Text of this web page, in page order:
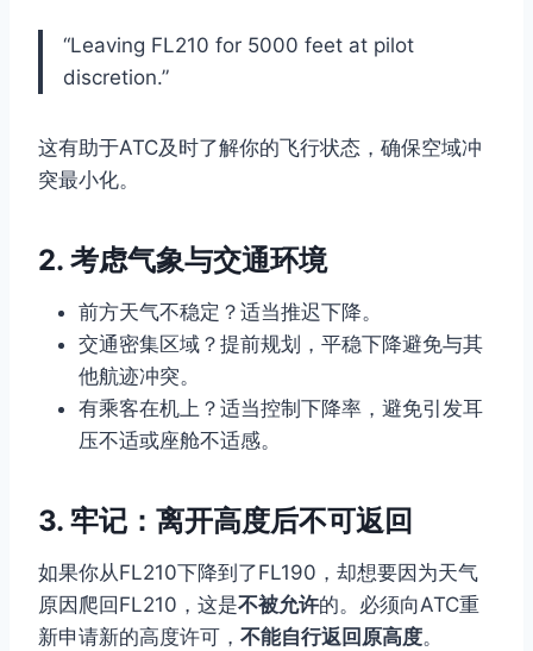
“Leaving FL210 for 5000 feet at pilot
discretion.”
这有助于ATC及时了解你的飞行状态，确保空域冲
突最小化。
2. 考虑气象与交通环境
前方天气不稳定？适当推迟下降。
交通密集区域？提前规划，平稳下降避免与其
他航迹冲突。
有乘客在机上？适当控制下降率，避免引发耳
压不适或座舱不适感。
3. 牢记：离开高度后不可返回
如果你从FL210下降到了FL190，却想要因为天气
原因爬回FL210，这是不被允许的。必须向ATC重
新申请新的高度许可， 不能自行返回原高度。